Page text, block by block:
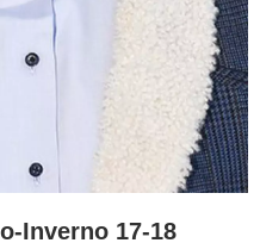
Inverno 17-18